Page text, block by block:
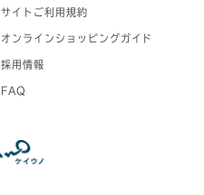
サイトご利用規約
オンラインショッピングガイド
採用情報
FAQ